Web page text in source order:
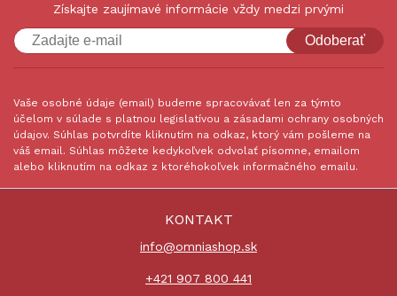
Získajte zaujímavé informácie vždy medzi prvými
Odoberať
Vaše osobné údaje (email) budeme spracovávať len za týmto
účelom v súlade s platnou legislatívou a zásadami ochrany osobných
údajov. Súhlas potvrdíte kliknutím na odkaz, ktorý vám pošleme na
váš email. Súhlas môžete kedykoľvek odvolať písomne, emailom
alebo kliknutím na odkaz z ktoréhokoľvek informačného emailu.
KONTAKT
info@omniashop.sk
+421 907 800 441